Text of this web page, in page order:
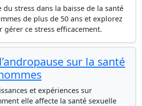
du stress dans la baisse de la santé
de plus de 50 ans et explorez
gérer ce stress efficacement.
sur la santé
et expériences sur
elle affecte la santé sexuelle